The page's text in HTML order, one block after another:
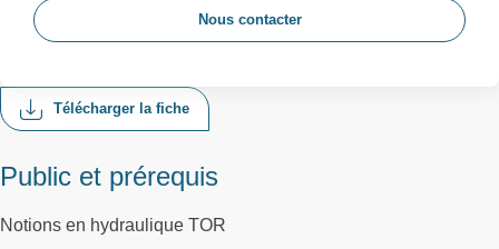
Télécharger la fiche
Public et prérequis
Notions en hydraulique TOR
Nous contacter